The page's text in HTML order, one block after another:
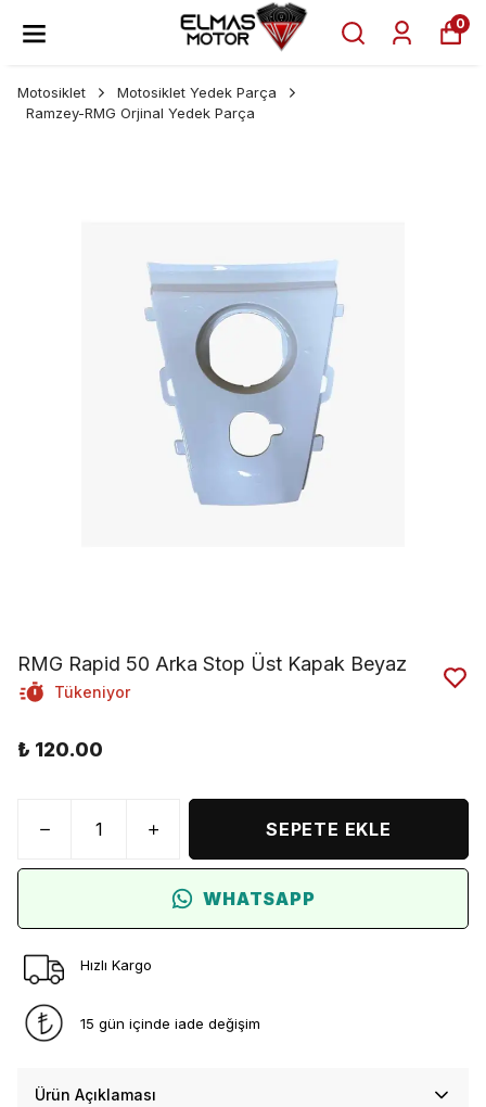
0
Motosiklet
Motosiklet Yedek Parça
Ramzey-RMG Orjinal Yedek Parça
RMG Rapid 50 Arka Stop Üst Kapak Beyaz
Tükeniyor
₺ 120.00
SEPETE EKLE
WHATSAPP
Hızlı Kargo
15 gün içinde iade değişim
Ürün Açıklaması